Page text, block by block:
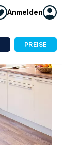
Anmelden
PREISE